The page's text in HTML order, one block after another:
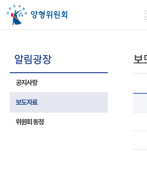
본문 바로가기
주메뉴 바로가기
상위메뉴 바로가기
하위메뉴 바로가기
공지사항
보도자료
위원회 동정